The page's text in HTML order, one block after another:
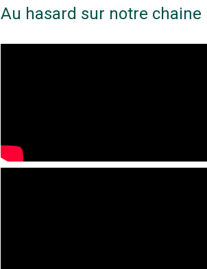
Au hasard sur notre chaine